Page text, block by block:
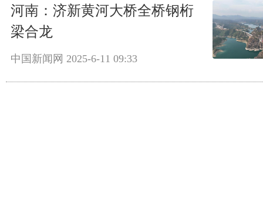
河南：济新黄河大桥全桥钢桁
梁合龙
中国新闻网 2025-6-11 09:33